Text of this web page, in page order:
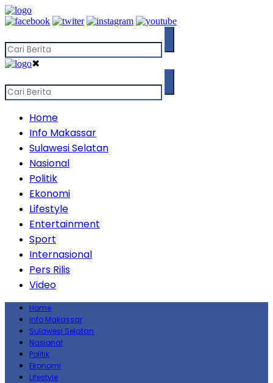
✖
Home
Info Makassar
Sulawesi Selatan
Nasional
Politik
Ekonomi
Lifestyle
Entertainment
Sport
Internasional
Pers Rilis
Video
Home
Info Makassar
Sulawesi Selatan
Nasional
Politik
Ekonomi
Lifestyle